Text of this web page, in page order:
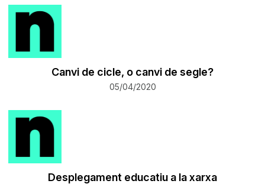
Canvi de cicle, o canvi de segle?
05/04/2020
Desplegament educatiu a la xarxa